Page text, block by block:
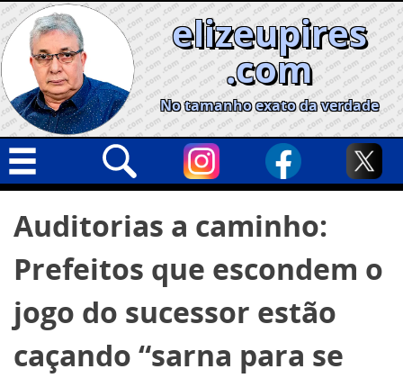
Skip
to
content
elizeupires
.com
No tamanho exato da verdade
Geral
Cidades
Política
Nacional
Opinião
por:
Auditorias a caminho:
Prefeitos que escondem o
jogo do sucessor estão
caçando “sarna para se